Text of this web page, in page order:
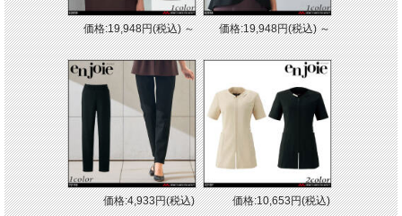
価格:19,948円(税込)～ 価格:19,948円(税込)～
価格:4,933円(税込) 価格:10,653円(税込)